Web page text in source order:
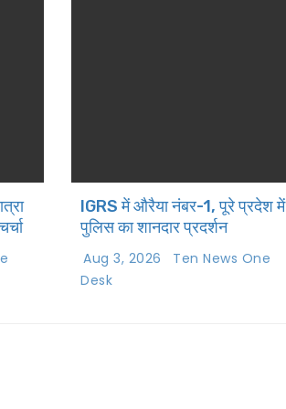
IGRS में औरैया नंबर-1, पूरे प्रदेश में
पुलिस का शानदार प्रदर्शन
Aug 3, 2026
Ten News One
Desk